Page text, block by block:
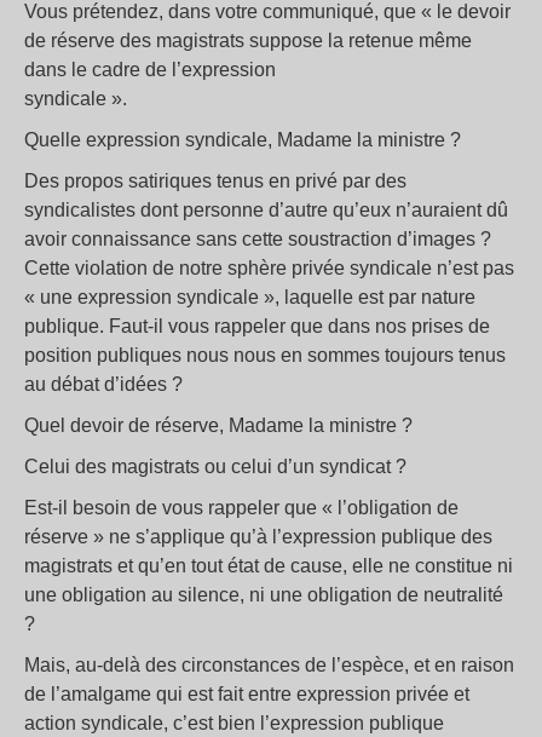
Vous prétendez, dans votre communiqué, que « le devoir
de réserve des magistrats suppose la retenue même
dans le cadre de l’expression
syndicale ».
Quelle expression syndicale, Madame la ministre ?
Des propos satiriques tenus en privé par des
syndicalistes dont personne d’autre qu’eux n’auraient dû
avoir connaissance sans cette soustraction d’images ?
Cette violation de notre sphère privée syndicale n’est pas
« une expression syndicale », laquelle est par nature
publique. Faut-il vous rappeler que dans nos prises de
position publiques nous nous en sommes toujours tenus
au débat d’idées ?
Quel devoir de réserve, Madame la ministre ?
Celui des magistrats ou celui d’un syndicat ?
Est-il besoin de vous rappeler que « l’obligation de
réserve » ne s’applique qu’à l’expression publique des
magistrats et qu’en tout état de cause, elle ne constitue ni
une obligation au silence, ni une obligation de neutralité
?
Mais, au-delà des circonstances de l’espèce, et en raison
de l’amalgame qui est fait entre expression privée et
action syndicale, c’est bien l’expression publique